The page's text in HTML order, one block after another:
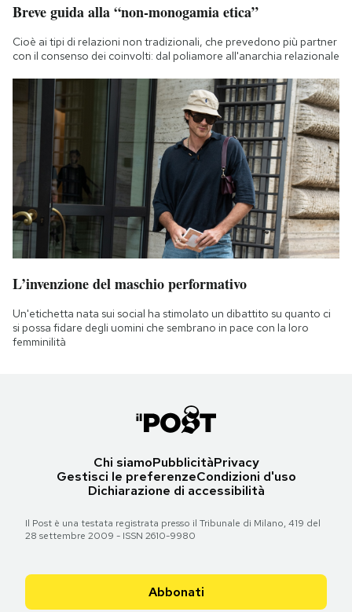
Breve guida alla “non-monogamia etica”
Cioè ai tipi di relazioni non tradizionali, che prevedono più partner
con il consenso dei coinvolti: dal poliamore all'anarchia relazionale
L’invenzione del maschio performativo
Un'etichetta nata sui social ha stimolato un dibattito su quanto ci
si possa fidare degli uomini che sembrano in pace con la loro
femminilità
Chi siamoPubblicitàPrivacy
Gestisci le preferenzeCondizioni d'uso
Dichiarazione di accessibilità
Il Post è una testata registrata presso il Tribunale di Milano, 419 del
28 settembre 2009 - ISSN 2610-9980
Abbonati